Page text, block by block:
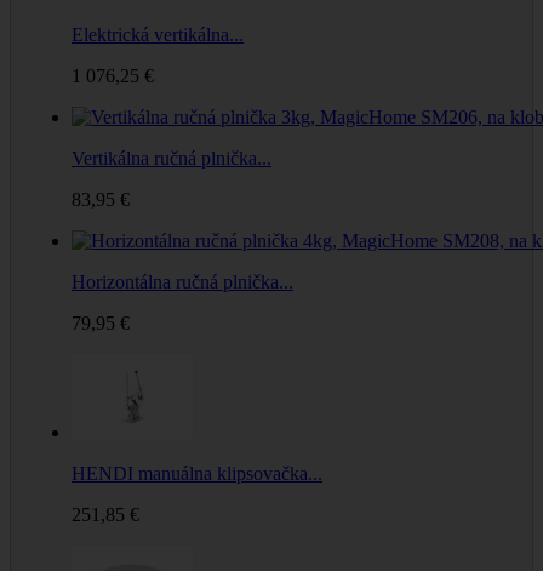
Elektrická vertikálna...
1 076,25 €
Vertikálna ručná plnička...
83,95 €
Horizontálna ručná plnička...
79,95 €
HENDI manuálna klipsovačka...
251,85 €